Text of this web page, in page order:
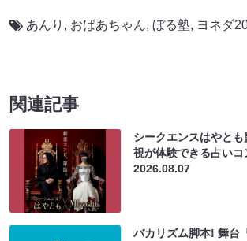
あんり , おばあちゃん, ぼる塾, ヨネダ
関連記事
シークエンスはやと
視が体験できる占い
2026.08.07
バカリズム脚本! 舞台